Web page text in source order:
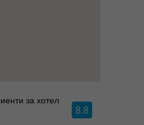
за хотел
8.8